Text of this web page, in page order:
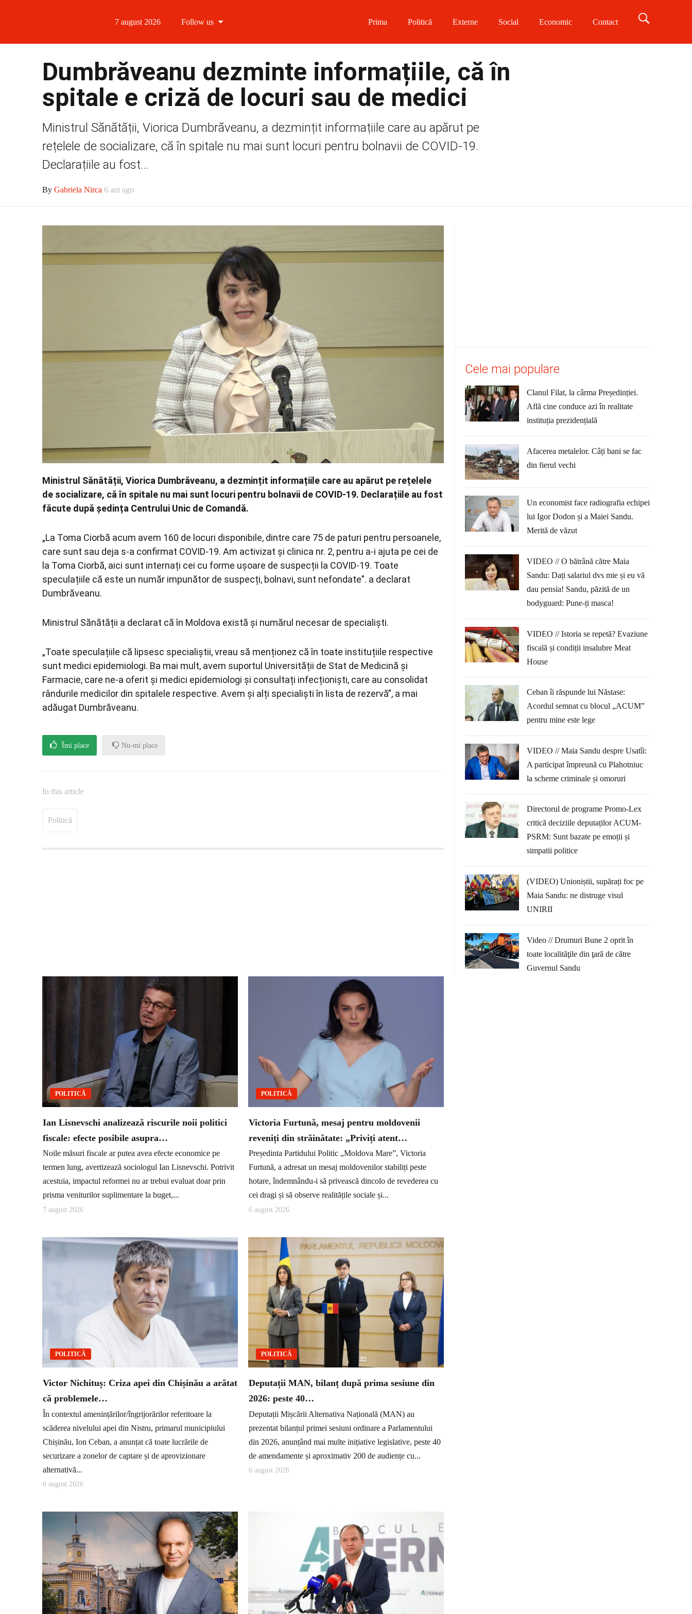
7 august 2026 Follow us
Follow us on Twitter
Follow us on Telegram
Prima Politică Externe Social Economic Contact
Dumbrăveanu dezminte informațiile, că în
spitale e criză de locuri sau de medici
Ministrul Sănătății, Viorica Dumbrăveanu, a dezmințit informațiile care au apărut pe
rețelele de socializare, că în spitale nu mai sunt locuri pentru bolnavii de COVID-19.
Declarațiile au fost...
By Gabriela Nirca 6 ani ago
Ministrul Sănătății, Viorica Dumbrăveanu, a dezmințit informațiile care au apărut pe rețelele
de socializare, că în spitale nu mai sunt locuri pentru bolnavii de COVID-19. Declarațiile au fost
făcute după ședința Centrului Unic de Comandă.
„La Toma Ciorbă acum avem 160 de locuri disponibile, dintre care 75 de paturi pentru persoanele,
care sunt sau deja s-a confirmat COVID-19. Am activizat și clinica nr. 2, pentru a-i ajuta pe cei de
la Toma Ciorbă, aici sunt internați cei cu forme ușoare de suspecții la COVID-19. Toate
speculațiile că este un număr impunător de suspecți, bolnavi, sunt nefondate”. a declarat
Dumbrăveanu.
Ministrul Sănătății a declarat că în Moldova există și numărul necesar de specialiști.
„Toate speculațiile că lipsesc specialiștii, vreau să menționez că în toate instituțiile respective
sunt medici epidemiologi. Ba mai mult, avem suportul Universității de Stat de Medicină și
Farmacie, care ne-a oferit și medici epidemiologi și consultați infecționiști, care au consolidat
rândurile medicilor din spitalele respective. Avem și alți specialiști în lista de rezervă”, a mai
adăugat Dumbrăveanu.
Îmi place Nu-mi place
In this article
Politică
POLITICĂ
Ian Lisnevschi analizează riscurile noii politici
fiscale: efecte posibile asupra…
Noile măsuri fiscale ar putea avea efecte economice pe
termen lung, avertizează sociologul Ian Lisnevschi. Potrivit
acestuia, impactul reformei nu ar trebui evaluat doar prin
prisma veniturilor suplimentare la buget,...
7 august 2026
POLITICĂ
Victoria Furtună, mesaj pentru moldovenii
reveniți din străinătate: „Priviți atent…
Președinta Partidului Politic „Moldova Mare”, Victoria
Furtună, a adresat un mesaj moldovenilor stabiliți peste
hotare, îndemnându-i să privească dincolo de revederea cu
cei dragi și să observe realitățile sociale și...
6 august 2026
POLITICĂ
Victor Nichituș: Criza apei din Chișinău a arătat
că problemele…
În contextul amenințărilor/îngrijorărilor referitoare la
scăderea nivelului apei din Nistru, primarul municipiului
Chișinău, Ion Ceban, a anunțat că toate lucrările de
securizare a zonelor de captare și de aprovizionare
alternativă...
6 august 2026
POLITICĂ
Deputații MAN, bilanț după prima sesiune din
2026: peste 40…
Deputații Mișcării Alternativa Națională (MAN) au
prezentat bilanțul primei sesiuni ordinare a Parlamentului
din 2026, anunțând mai multe inițiative legislative, peste 40
de amendamente și aproximativ 200 de audiențe cu...
6 august 2026
Cele mai populare
Clanul Filat, la cârma Președinției.
Află cine conduce azi în realitate
instituția prezidențială
Afacerea metalelor. Câți bani se fac
din fierul vechi
Un economist face radiografia echipei
lui Igor Dodon și a Maiei Sandu.
Merită de văzut
VIDEO // O bătrână către Maia
Sandu: Dați salariul dvs mie și eu vă
dau pensia! Sandu, păzită de un
bodyguard: Pune-ți masca!
VIDEO // Istoria se repetă? Evaziune
fiscală și condiții insalubre Meat
House
Ceban îi răspunde lui Năstase:
Acordul semnat cu blocul „ACUM”
pentru mine este lege
VIDEO // Maia Sandu despre Usatîi:
A participat împreună cu Plahotniuc
la scheme criminale și omoruri
Directorul de programe Promo-Lex
critică deciziile deputaților ACUM-
PSRM: Sunt bazate pe emoții și
simpatii politice
(VIDEO) Unioniștii, supărați foc pe
Maia Sandu: ne distruge visul
UNIRII
Video // Drumuri Bune 2 oprit în
toate localităţile din ţară de către
Guvernul Sandu